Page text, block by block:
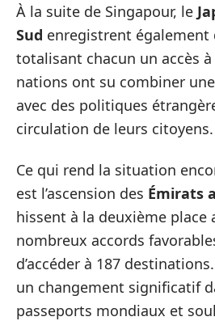
À la suite de Singapour, le
Sud enregistrent également
totalisant chacun un accès à
nations ont su combiner
avec des politiques
circulation de leurs citoyens.
Ce qui rend la situation
est l’ascension des Émirats
hissent à la deuxième place
nombreux accords
d’accéder à 187
un changement significatif
passeports mondiaux et